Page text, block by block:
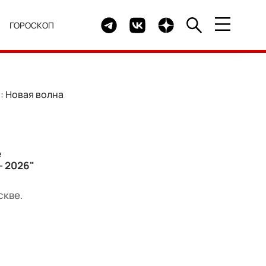
ГОРОСКОП Telegram канал HELLO
Группа HELLO Вконтакте
Канал HELLO в Дзен
Новая волна
2026"